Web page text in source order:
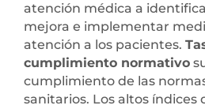
atención médica a
mejora e implementar
atención a los pacientes.
cumplimiento normativo
cumplimiento de las
sanitarios. Los altos